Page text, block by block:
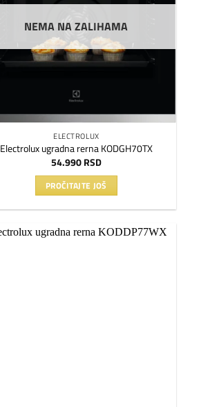
NEMA NA ZALIHAMA
ELECTROLUX
Electrolux ugradna rerna KODGH70TX
54.990RSD
PROČITAJTE JOŠ